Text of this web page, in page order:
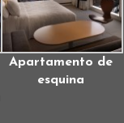
Apartamento de
esquina